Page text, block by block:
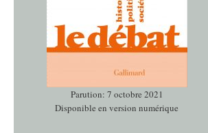
Parution: 7 octobre 2021
Disponible en version numérique